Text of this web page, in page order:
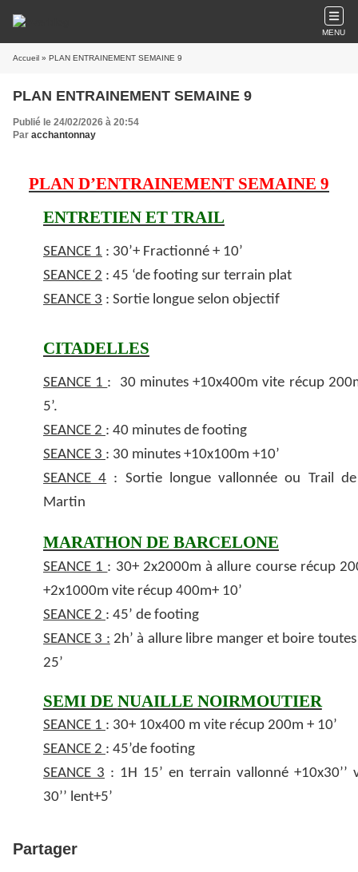
MENU
Accueil » PLAN ENTRAINEMENT SEMAINE 9
PLAN ENTRAINEMENT SEMAINE 9
Publié le 24/02/2026 à 20:54
Par acchantonnay
PLAN D’ENTRAINEMENT SEMAINE 9
ENTRETIEN ET TRAIL
SEANCE 1 : 30’+ Fractionné + 10’
SEANCE 2 : 45 ‘de footing sur terrain plat
SEANCE 3 : Sortie longue selon objectif
CITADELLES
SEANCE 1 : 30 minutes +10x400m vite récup
5’.
SEANCE 2 : 40 minutes de footing
SEANCE 3 : 30 minutes +10x100m +10’
SEANCE 4 : Sortie longue vallonnée ou Trail
Martin
MARATHON DE BARCELONE
SEANCE 1 : 30+ 2x2000m à allure course récup
+2x1000m vite récup 400m+ 10’
SEANCE 2 : 45’ de footing
SEANCE 3 : 2h’ à allure libre manger et boire toutes
25’
SEMI DE NUAILLE NOIRMOUTIER
SEANCE 1 : 30+ 10x400 m vite récup 200m + 10’
SEANCE 2 : 45’de footing
SEANCE 3 : 1H 15’ en terrain vallonné +10x30’’
30’’ lent+5’
Partager